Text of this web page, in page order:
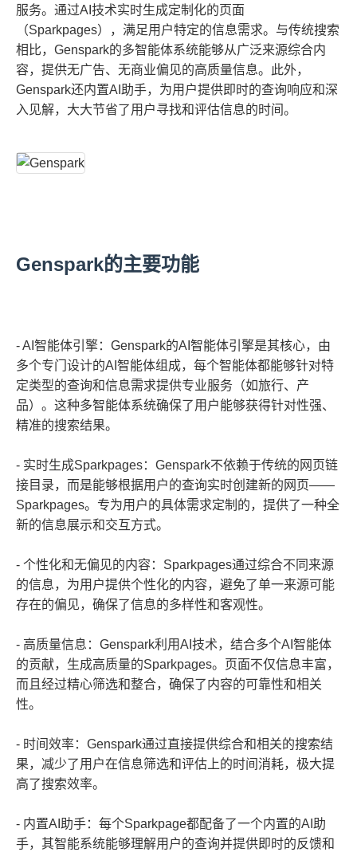
服务。通过AI技术实时生成定制化的页面
（Sparkpages），满足用户特定的信息需求。与传统搜索
相比，Genspark的多智能体系统能够从广泛来源综合内
容，提供无广告、无商业偏见的高质量信息。此外，
Genspark还内置AI助手，为用户提供即时的查询响应和深
入见解，大大节省了用户寻找和评估信息的时间。
Genspark的主要功能
- AI智能体引擎：Genspark的AI智能体引擎是其核心，由
多个专门设计的AI智能体组成，每个智能体都能够针对特
定类型的查询和信息需求提供专业服务（如旅行、产
品）。这种多智能体系统确保了用户能够获得针对性强、
精准的搜索结果。
- 实时生成Sparkpages：Genspark不依赖于传统的网页链
接目录，而是能够根据用户的查询实时创建新的网页——
Sparkpages。专为用户的具体需求定制的，提供了一种全
新的信息展示和交互方式。
- 个性化和无偏见的内容：Sparkpages通过综合不同来源
的信息，为用户提供个性化的内容，避免了单一来源可能
存在的偏见，确保了信息的多样性和客观性。
- 高质量信息：Genspark利用AI技术，结合多个AI智能体
的贡献，生成高质量的Sparkpages。页面不仅信息丰富，
而且经过精心筛选和整合，确保了内容的可靠性和相关
性。
- 时间效率：Genspark通过直接提供综合和相关的搜索结
果，减少了用户在信息筛选和评估上的时间消耗，极大提
高了搜索效率。
- 内置AI助手：每个Sparkpage都配备了一个内置的AI助
手，其智能系统能够理解用户的查询并提供即时的反馈和